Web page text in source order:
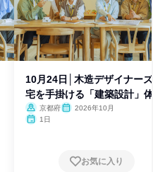
10月24日│木造デザイナー
宅を手掛ける「建築設計」
京都府
2026年10月
1日
お気に入り